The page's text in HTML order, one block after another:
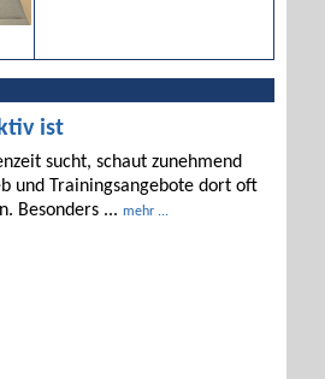
ist
sucht, schaut zunehmend
und Trainingsangebote dort oft
Besonders ... mehr ...